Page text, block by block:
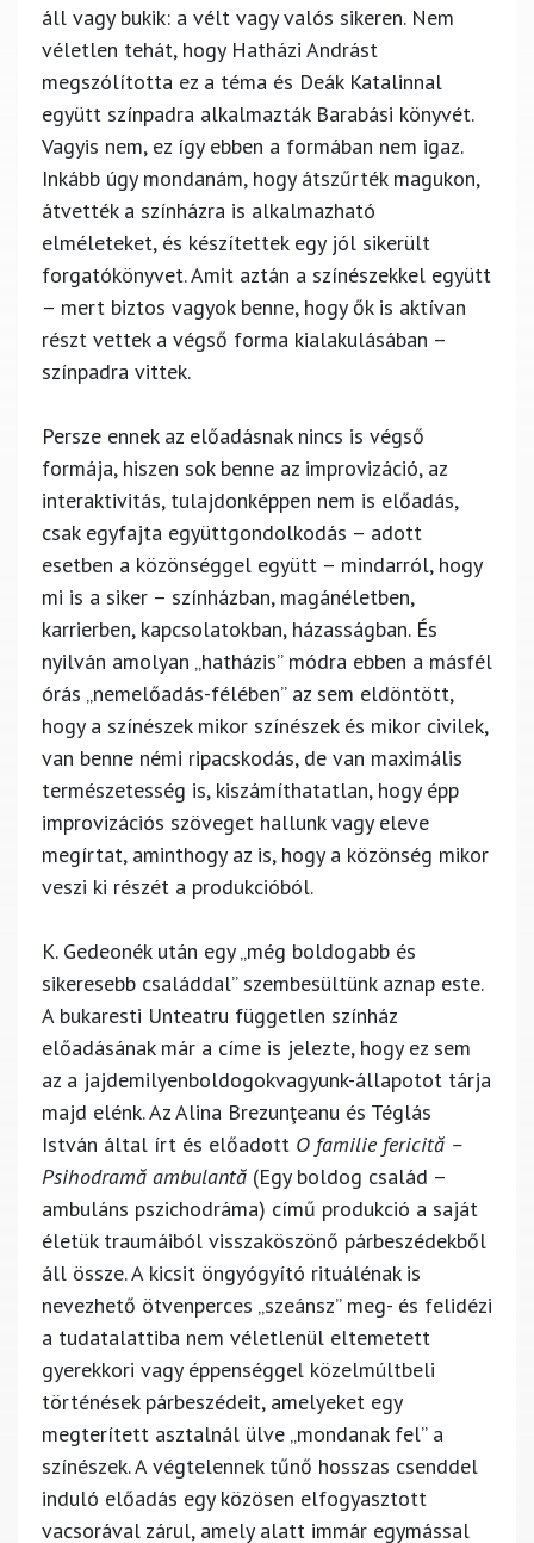
áll vagy bukik: a vélt vagy valós sikeren. Nem
véletlen tehát, hogy Hatházi Andrást
megszólította ez a téma és Deák Katalinnal
együtt színpadra alkalmazták Barabási könyvét.
Vagyis nem, ez így ebben a formában nem igaz.
Inkább úgy mondanám, hogy átszűrték magukon,
átvették a színházra is alkalmazható
elméleteket, és készítettek egy jól sikerült
forgatókönyvet. Amit aztán a színészekkel együtt
– mert biztos vagyok benne, hogy ők is aktívan
részt vettek a végső forma kialakulásában –
színpadra vittek.
Persze ennek az előadásnak nincs is végső
formája, hiszen sok benne az improvizáció, az
interaktivitás, tulajdonképpen nem is előadás,
csak egyfajta együttgondolkodás – adott
esetben a közönséggel együtt – mindarról, hogy
mi is a siker – színházban, magánéletben,
karrierben, kapcsolatokban, házasságban. És
nyilván amolyan „hatházis” módra ebben a másfél
órás „nemelőadás-félében” az sem eldöntött,
hogy a színészek mikor színészek és mikor civilek,
van benne némi ripacskodás, de van maximális
természetesség is, kiszámíthatatlan, hogy épp
improvizációs szöveget hallunk vagy eleve
megírtat, aminthogy az is, hogy a közönség mikor
veszi ki részét a produkcióból.
K. Gedeonék után egy „még boldogabb és
sikeresebb családdal” szembesültünk aznap este.
A bukaresti Unteatru független színház
előadásának már a címe is jelezte, hogy ez sem
az a jajdemilyenboldogokvagyunk-állapotot tárja
majd elénk. Az Alina Brezunţeanu és Téglás
István által írt és előadott O familie fericită –
Psihodramă ambulantă (Egy boldog család –
ambuláns pszichodráma) című produkció a saját
életük traumáiból visszaköszönő párbeszédekből
áll össze. A kicsit öngyógyító rituálénak is
nevezhető ötvenperces „szeánsz” meg- és felidézi
a tudatalattiba nem véletlenül eltemetett
gyerekkori vagy éppenséggel közelmúltbeli
történések párbeszédeit, amelyeket egy
megterített asztalnál ülve „mondanak fel” a
színészek. A végtelennek tűnő hosszas csenddel
induló előadás egy közösen elfogyasztott
vacsorával zárul, amely alatt immár egymással